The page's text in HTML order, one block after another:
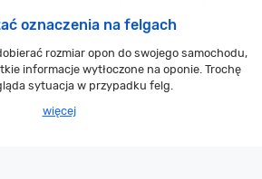
oznaczenia na felgach
rozmiar opon do swojego samochodu,
informacje wytłoczone na oponie. Trochę
sytuacja w przypadku felg.
więcej